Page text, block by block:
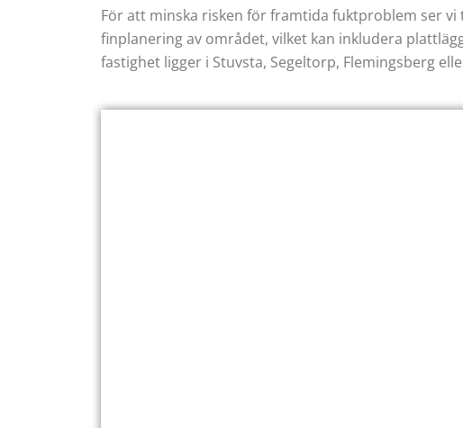
För att minska risken för framtida fuktproblem ser
finplanering av området, vilket kan inkludera
fastighet ligger i Stuvsta, Segeltorp, Flemingsberg